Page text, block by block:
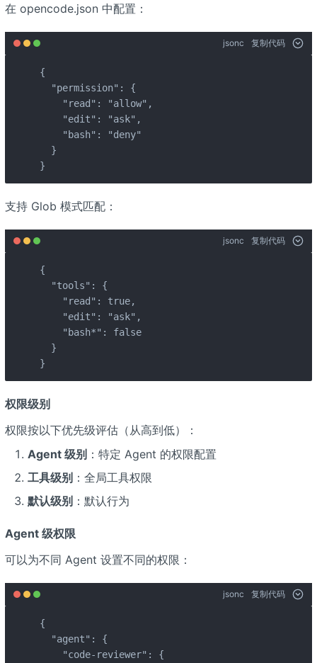
在 opencode.json 中配置：
jsonc 复制代码
{
  "permission": {
    "read": "allow",
    "edit": "ask",
    "bash": "deny"
  }
}
支持 Glob 模式匹配：
jsonc 复制代码
{
  "tools": {
    "read": true,
    "edit": "ask",
    "bash*": false
  }
}
权限级别
权限按以下优先级评估（从高到低）：
Agent 级别 ：特定 Agent 的权限配置
工具级别 ：全局工具权限
默认级别 ：默认行为
Agent 级权限
可以为不同 Agent 设置不同的权限：
jsonc 复制代码
{
  "agent": {
    "code-reviewer": {